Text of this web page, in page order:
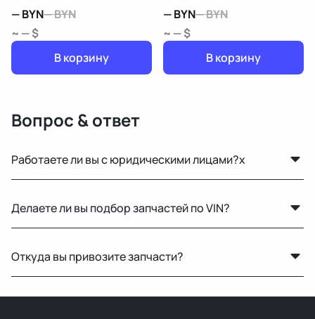
—BYN—BYN
~ — $
В корзину
—BYN—BYN
~ — $
В корзину
Вопрос & ответ
Работаете ли вы с юридическими лицами?x
работаем по безналичному расчёту.
Делаете ли вы подбор запчастей по VIN?
подбора рекомендуем предоставить фото вашей
старой детали или номер по каталогу.
Откуда вы привозите запчасти?